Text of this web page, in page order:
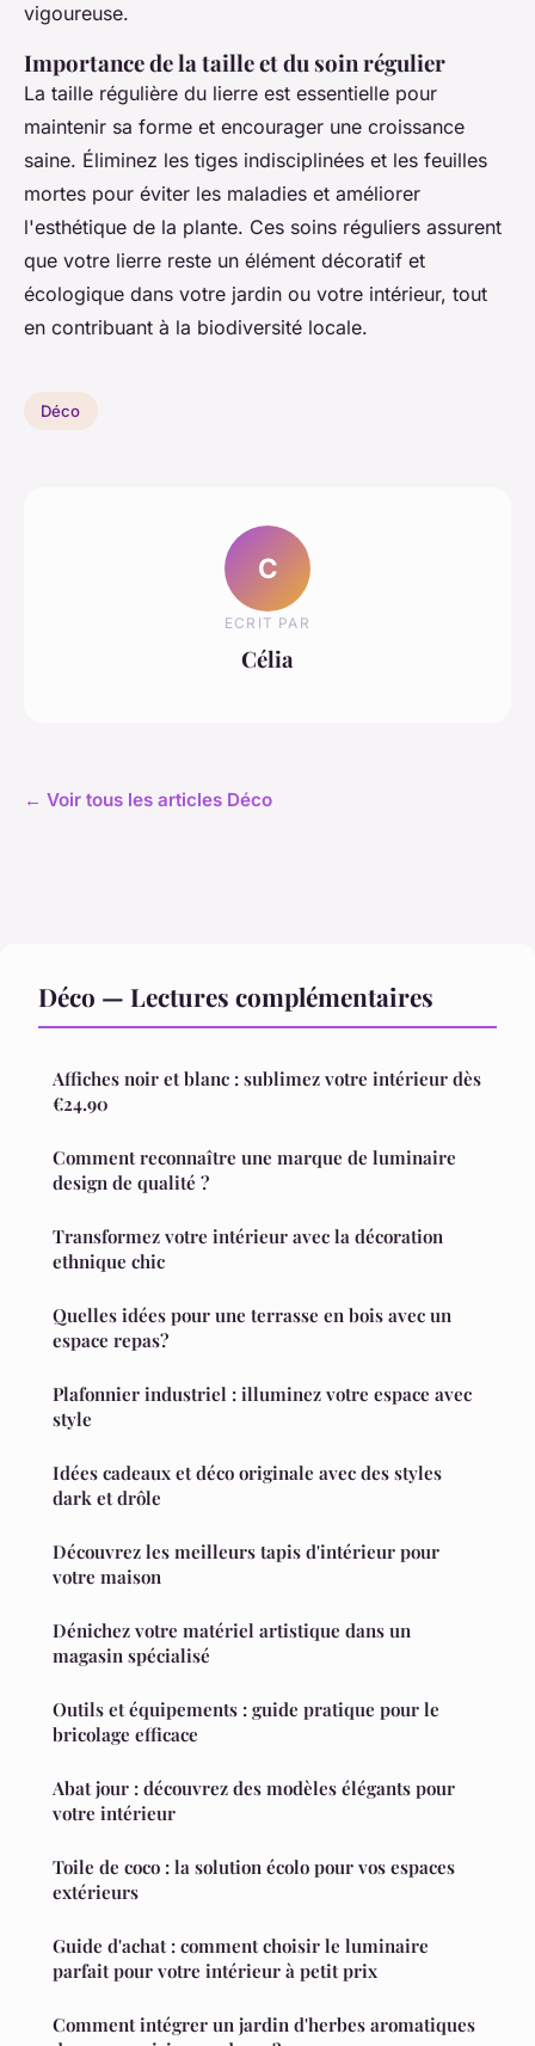
vigoureuse.
Importance de la taille et du soin régulier
La taille régulière du lierre est essentielle pour
maintenir sa forme et encourager une croissance
saine. Éliminez les tiges indisciplinées et les feuilles
mortes pour éviter les maladies et améliorer
l'esthétique de la plante. Ces soins réguliers assurent
que votre lierre reste un élément décoratif et
écologique dans votre jardin ou votre intérieur, tout
en contribuant à la biodiversité locale.
Déco
C
ECRIT PAR
Célia
← Voir tous les articles Déco
Déco — Lectures complémentaires
Affiches noir et blanc : sublimez votre intérieur dès
€24.90
Comment reconnaître une marque de luminaire
design de qualité ?
Transformez votre intérieur avec la décoration
ethnique chic
Quelles idées pour une terrasse en bois avec un
espace repas?
Plafonnier industriel : illuminez votre espace avec
style
Idées cadeaux et déco originale avec des styles
dark et drôle
Découvrez les meilleurs tapis d'intérieur pour
votre maison
Dénichez votre matériel artistique dans un
magasin spécialisé
Outils et équipements : guide pratique pour le
bricolage efficace
Abat jour : découvrez des modèles élégants pour
votre intérieur
Toile de coco : la solution écolo pour vos espaces
extérieurs
Guide d'achat : comment choisir le luminaire
parfait pour votre intérieur à petit prix
Comment intégrer un jardin d'herbes aromatiques